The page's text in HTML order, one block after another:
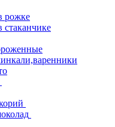
рожке